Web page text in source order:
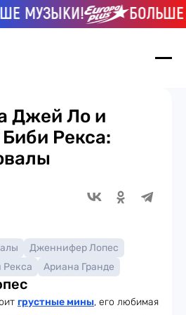
БОЛЬШЕ
Джей Ло и
Рекса:
Дженнифер Лопес
Рекса Ариана Гранде
грустные мины, его любимая